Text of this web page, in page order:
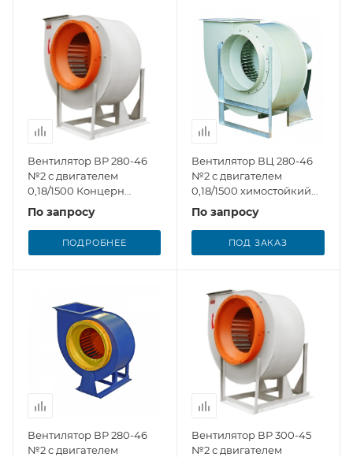
Вентилятор ВР 280-46
№2 с двигателем
0,18/1500 Концерн
Медведь
По запросу
ПОДРОБНЕЕ
Вентилятор ВЦ 280-46
№2 с двигателем
0,18/1500 химостойкий
из полипропилена
По запросу
ПОД ЗАКАЗ
Вентилятор ВР 280-46
№2 с двигателем
Вентилятор ВР 300-45
№2 с двигателем